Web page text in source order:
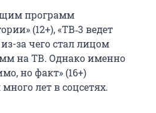
программ
(12+), «ТВ‑3 ведет
из-за чего стал лицом
на ТВ. Однако именно
но факт» (16+)
лет в соцсетях.